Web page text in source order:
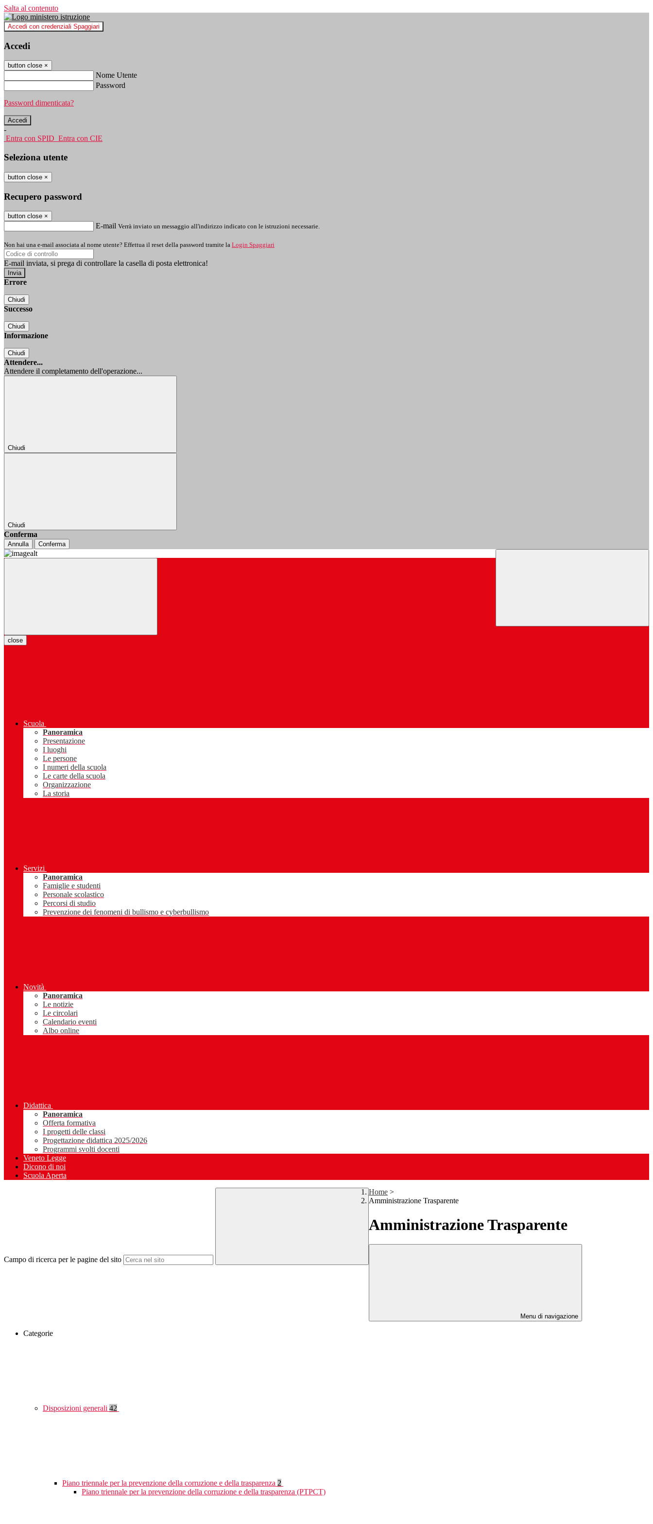
Salta al contenuto
Accedi con credenziali Spaggiari
Accedi
button close ×
Nome Utente
Password
Password dimenticata?
-
Entra con SPID Entra con CIE
Seleziona utente
button close ×
Recupero password
button close ×
E-mail Verrà inviato un messaggio all'indirizzo indicato con le istruzioni necessarie.
Non hai una e-mail associata al nome utente? Effettua il reset della password tramite la Login Spaggiari
E-mail inviata, si prega di controllare la casella di posta elettronica!
Errore
Chiudi
Successo
Chiudi
Informazione
Chiudi
Attendere...
Attendere il completamento dell'operazione...
Chiudi
Chiudi
Conferma
Annulla Conferma
close
Scuola
Panoramica
Presentazione
I luoghi
Le persone
I numeri della scuola
Le carte della scuola
Organizzazione
La storia
Servizi
Panoramica
Famiglie e studenti
Personale scolastico
Percorsi di studio
Prevenzione dei fenomeni di bullismo e cyberbullismo
Novità
Panoramica
Le notizie
Le circolari
Calendario eventi
Albo online
Didattica
Panoramica
Offerta formativa
I progetti delle classi
Progettazione didattica 2025/2026
Programmi svolti docenti
Veneto Legge
Dicono di noi
Scuola Aperta
Campo di ricerca per le pagine del sito
Home >
Amministrazione Trasparente
Amministrazione Trasparente
Menu di navigazione
Categorie
Disposizioni generali 42
Piano triennale per la prevenzione della corruzione e della trasparenza 2
Piano triennale per la prevenzione della corruzione e della trasparenza (PTPCT)